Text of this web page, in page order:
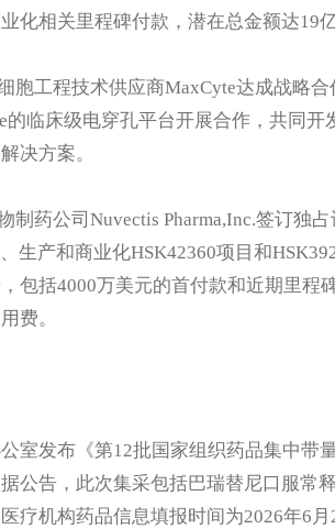
化相关里程碑付款，潜在总金额达19亿
胞工程技术供应商MaxCyte达成战略
临床级电穿孔平台开展合作，共同开
决方案。
制药公司Nuvectis Pharma,Inc.签订独
生产和商业化HSK42360项目和
包括4000万美元的首付款和近期里程
费。
室发布《第12批国家组织药品集中带
公告，此次集采包括巴瑞替尼口服常
疗机构药品信息填报时间为2026年6